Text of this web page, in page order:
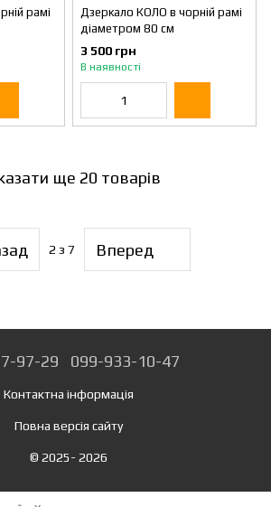
рамі
Дзеркало КОЛО в чорній рамі
діаметром 80 см
3 500 грн
В наявності
ще 20 товарів
2 з 7 Вперед
97-29 099-933-10-47
Контактна інформація
Повна версія сайту
© 2025- 2026